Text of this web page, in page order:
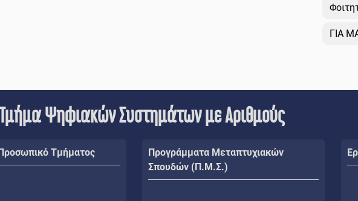
ΓΙΑ
Ψηφιακών Συστημάτων με Αριθμούς
Τμήματος
Προγράμματα Μεταπτυχιακών
Σπουδών (Π.Μ.Σ.)